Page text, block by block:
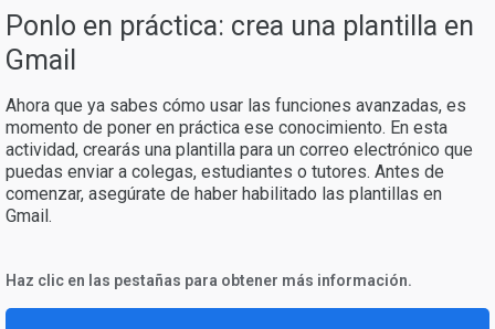
Ponlo en práctica: crea una plantilla en
Gmail
Ahora que ya sabes cómo usar las funciones avanzadas, es
momento de poner en práctica ese conocimiento. En esta
actividad, crearás una plantilla para un correo electrónico que
puedas enviar a colegas, estudiantes o tutores. Antes de
comenzar, asegúrate de haber habilitado las plantillas en
Gmail.
Haz clic en las pestañas para obtener más información.